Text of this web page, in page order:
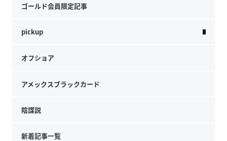
ゴールド会員限定記事
pickup
オフショア
アメックスブラックカード
陰謀説
新着記事一覧